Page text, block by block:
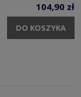
104,90 zł
DO KOSZYKA